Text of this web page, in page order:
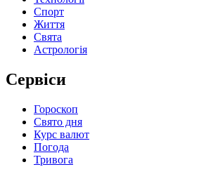
Спорт
Життя
Свята
Астрологія
Сервіси
Гороскоп
Свято дня
Курс валют
Погода
Тривога